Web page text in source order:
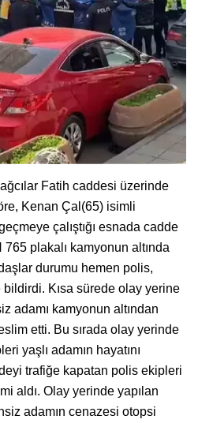
Fatih caddesi üzerinde
Kenan Çal(65) isimli
çalıştığı esnada cadde
plakalı kamyonun altında
durumu hemen polis,
Kısa sürede olay yerine
adamı kamyonun altından
etti. Bu sırada olay yerinde
yaşlı adamın hayatını
trafiğe kapatan polis ekipleri
aldı. Olay yerinde yapılan
adamın cenazesi otopsi